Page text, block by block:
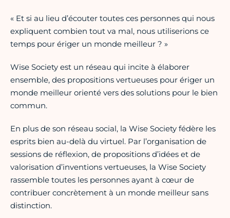
« Et si au lieu d’écouter toutes ces personnes qui nous
expliquent combien tout va mal, nous utiliserions ce
temps pour ériger un monde meilleur ? »
Wise Society est un réseau qui incite à élaborer
ensemble, des propositions vertueuses pour ériger un
monde meilleur orienté vers des solutions pour le bien
commun.
En plus de son réseau social, la Wise Society fédère les
esprits bien au-delà du virtuel. Par l’organisation de
sessions de réflexion, de propositions d’idées et de
valorisation d’inventions vertueuses, la Wise Society
rassemble toutes les personnes ayant à cœur de
contribuer concrètement à un monde meilleur sans
distinction.